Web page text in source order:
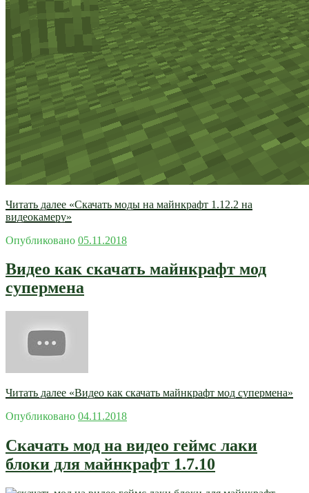
Читать далее «Скачать моды на майнкрафт 1.12.2 на
видеокамеру»
Опубликовано 05.11.2018
Видео как скачать майнкрафт мод
супермена
Читать далее «Видео как скачать майнкрафт мод супермена»
Опубликовано 04.11.2018
Скачать мод на видео геймс лаки
блоки для майнкрафт 1.7.10